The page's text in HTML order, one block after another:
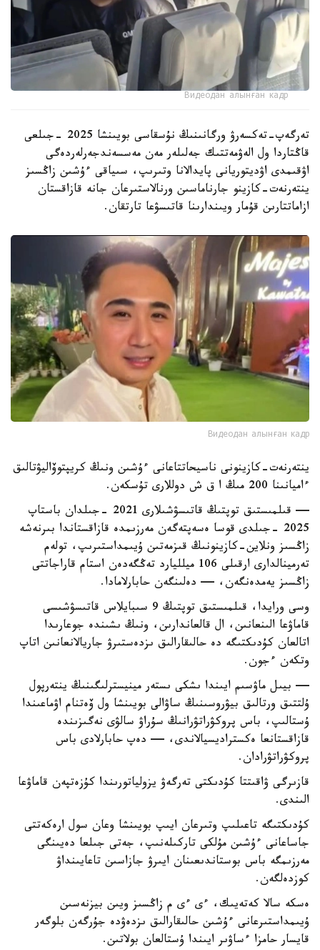
Видеодан алынған кадр
تەرگەپ-تەكسەرۋ ورگانىنىڭ نۇسقاسى بويىنشا 2025 -جىلعى
قاڭتاردا ول الەۋمەتتىك جەلىلەر مەن مەسسەندجەرلەردەگى
اۋقىمدى اۋديتوريانى پايدالانا وتىرىپ، سىياقى ءۇشىن زاڭسىز
ينتەرنەت-كازينو جارناماسىن ورنالاستىرعان جانە قازاقستان
ازاماتتارىن قۇمار ويىندارىنا قاتىسۋعا تارتقان.
Видеодан алынған кадр
ينتەرنەت-كازينونى ناسيحاتتاعانى ءۇشىن ونىڭ كريپتوۆاليۋتالىق
ءاميانىنا 200 مىڭ ا ق ش دوللارى تۇسكەن.
— قىلمىستىق توپتىڭ قاتىسۋشىلارى 2021 -جىلدان باستاپ
2025 -جىلدى قوسا ەسەپتەگەن مەرزىمدە قازاقستاندا بىرنەشە
زاڭسىز ونلاين-كازينونىڭ قىزمەتىن ۇيىمداستىرىپ، تولەم
تەرمينالدارى ارقىلى 106 ميلليارد تەڭگەدەن استام قاراجاتتى
زاڭسىز يەمدەنگەن، — دەلىنگەن حابارلامادا.
وسى ورايدا، قىلمىستىق توپتىڭ 9 سىبايلاس قاتىسۋشىسى
قاماۋعا الىنعانىن، ال قالعاندارىن، ونىڭ ىشىندە جوعارىدا
اتالعان كۇدىكتىگە دە حالىقارالىق ىزدەستىرۋ جاريالانعانىن اتاپ
وتكەن ءجون.
— بيىل ماۋسىم ايىندا ىشكى ىستەر مينيسترلىگىنىڭ ينتەرپول
ۇلتتىق ورتالىق بيۋروسىنىڭ ساۋالى بويىنشا ول ۆەتنام اۋماعىندا
ۇستالىپ، باس پروكۋراتۋرانىڭ سۇراۋ سالۋى نەگىزىندە
قازاقستانعا ەكستراديسيالاندى، — دەپ حابارلادى باس
پروكۋراتۋرادان.
قازىرگى ۋاقىتتا كۇدىكتى تەرگەۋ يزولياتورىندا كۇزەتپەن قاماۋعا
الىندى.
كۇدىكتىگە تاعىلىپ وتىرعان ايىپ بويىنشا وعان سول ارەكەتتى
جاساعانى ءۇشىن مۇلكى تاركىلەنىپ، جەتى جىلعا دەيىنگى
مەرزىمگە باس بوستاندىعىنان ايىرۋ جازاسىن تاعايىنداۋ
كوزدەلگەن.
ەسكە سالا كەتەيىك، ءى ءى م زاڭسىز ويىن بيزنەسىن
ۇيىمداستىرعانى ءۇشىن حالىقارالىق ىزدەۋدە جۇرگەن بلوگەر
قايسار حامزا ءساۋىر ايىندا ۇستالعان بولاتىن.